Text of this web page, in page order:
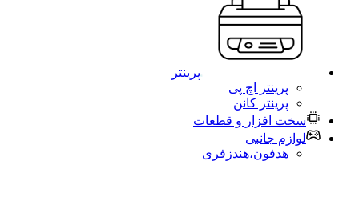
پرینتر
پرینتر اچ پی
پرینتر کانن
سخت افزار و قطعات
لوازم جانبی
هدفون،هندزفری